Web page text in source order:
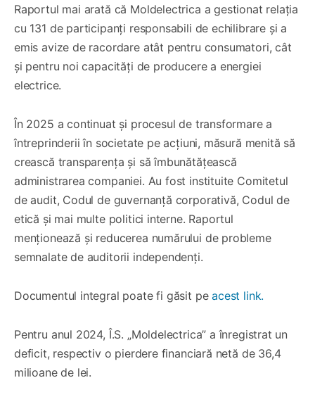
Raportul mai arată că Moldelectrica a gestionat relația
cu 131 de participanți responsabili de echilibrare și a
emis avize de racordare atât pentru consumatori, cât
și pentru noi capacități de producere a energiei
electrice.
În 2025 a continuat și procesul de transformare a
întreprinderii în societate pe acțiuni, măsură menită să
crească transparența și să îmbunătățească
administrarea companiei. Au fost instituite Comitetul
de audit, Codul de guvernanță corporativă, Codul de
etică și mai multe politici interne. Raportul
menționează și reducerea numărului de probleme
semnalate de auditorii independenți.
Documentul integral poate fi găsit peacest link.
Pentru anul 2024, Î.S. „Moldelectrica” a înregistrat un
deficit, respectiv o pierdere financiară netă de 36,4
milioane de lei.